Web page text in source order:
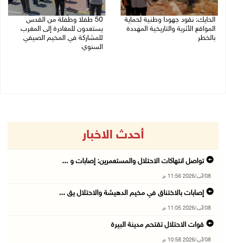
الحايك: نقود جهودا وطنية لحماية
المواقع الأثرية والتاريخية المهددة
بالخطر
50 طفلا وطفلة من القدس
يستعدون للمغادرة إلى المغرب
للمشاركة في المخيم الصيفي
السنوي
أحدث الاخبار
تواصل انتهاكات الاحتلال والمستعمرين: إصابات و ...
08/آب/2026 11:56 م
إصابات بالاختناق في مخيم الدهيشة والاحتلال يق ...
08/آب/2026 11:05 م
قوات الاحتلال تقتحم مدينة البيرة
08/آب/2026 10:58 م